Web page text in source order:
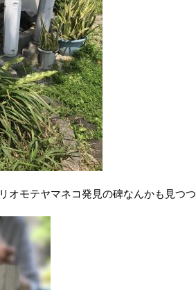
オモテヤマネコ発見の碑なんかも見つつ